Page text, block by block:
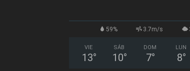
59% 3.7m/s
VIE
13°
SÁB
10°
DOM
7°
LUN
8°